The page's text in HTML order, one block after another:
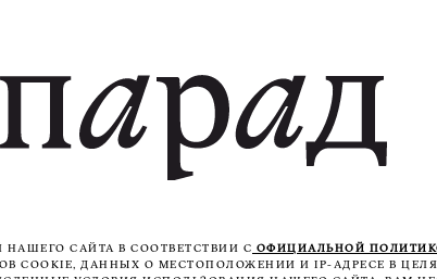
САЙТА В СООТВЕТСТВИИ С ОФИЦИАЛЬНОЙ
ДАННЫХ О МЕСТОПОЛОЖЕНИИ И IP-АДРЕСЕ В